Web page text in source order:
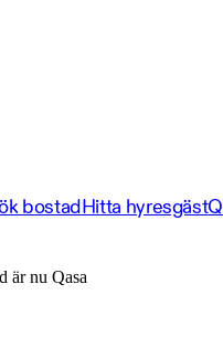
bostadHitta hyresgäst
är nu Qasa